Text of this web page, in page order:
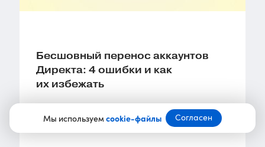
Мы используемcookie-файлы Согласен
Бесшовный перенос аккаунтов
Директа: 4 ошибки и как
их избежать